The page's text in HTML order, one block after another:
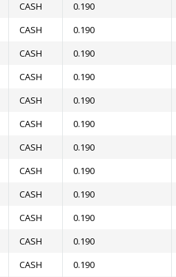
CASH 0.190
CASH 0.190
CASH 0.190
CASH 0.190
CASH 0.190
CASH 0.190
CASH 0.190
CASH 0.190
CASH 0.190
CASH 0.190
CASH 0.190
CASH 0.190